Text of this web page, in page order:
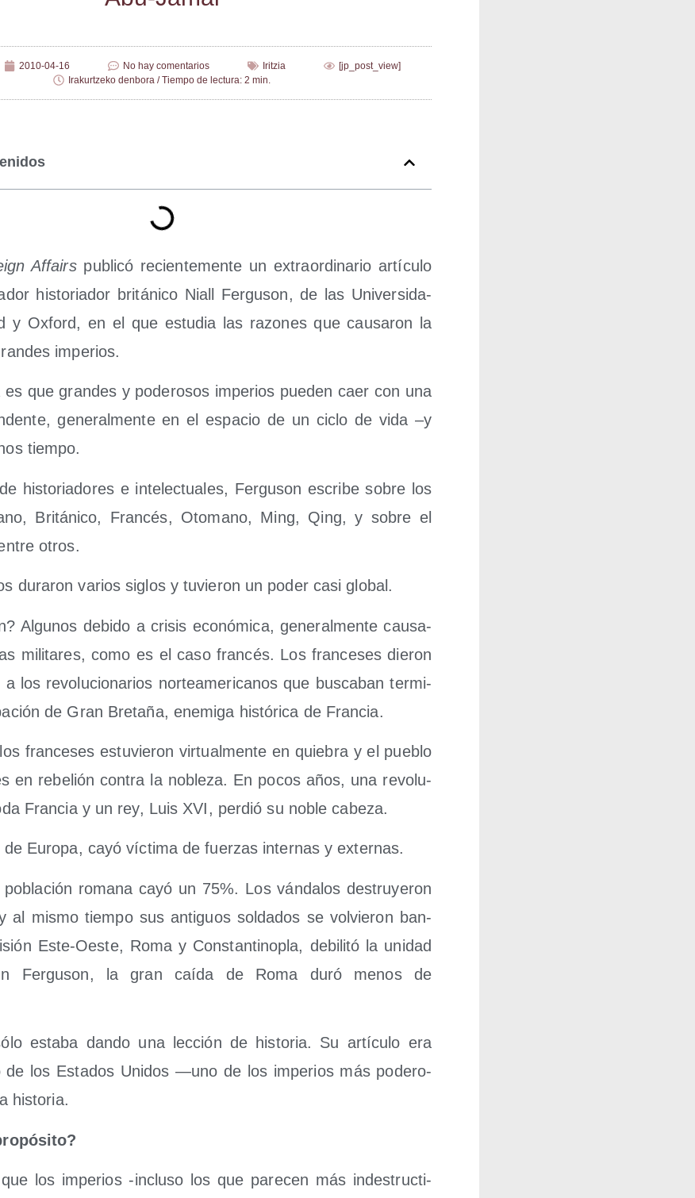
2010-04-16 No hay comentarios Iritzia
[jp_post_view]
Irakurtzeko denbora / Tiempo de lectura: 2 min.
Affairspubli­có recien­te­men­te un extra­or­di­na­rio artícu­lo
his­to­ria­dor bri­tá­ni­co Niall Fer­gu­son, de las Uni­ver­si­da­
y Oxford, en el que estu­dia las razo­nes que cau­sa­ron la
imperios.
es que gran­des y pode­ro­sos impe­rios pue­den caer con una
gene­ral­men­te en el espa­cio de un ciclo de vida –y
tiempo.
his­to­ria­do­res e inte­lec­tua­les, Fer­gu­son escri­be sobre los
Bri­tá­ni­co, Fran­cés, Oto­mano, Ming, Qing, y sobre el
otros.
dura­ron varios siglos y tuvie­ron un poder casi global.
Algu­nos debi­do a cri­sis eco­nó­mi­ca, gene­ral­men­te cau­sa­
mili­ta­res, como es el caso fran­cés. Los fran­ce­ses die­ron
los revo­lu­cio­na­rios nor­te­ame­ri­ca­nos que bus­ca­ban ter­mi­
de Gran Bre­ta­ña, enemi­ga his­tó­ri­ca de Francia.
fran­ce­ses estu­vie­ron vir­tual­men­te en quie­bra y el pue­blo
en rebe­lión con­tra la noble­za. En pocos años, una revo­lu­
Fran­cia y un rey, Luis XVI, per­dió su noble cabeza.
de Euro­pa, cayó víc­ti­ma de fuer­zas inter­nas y externas.
roma­na cayó un 75%. Los ván­da­los des­tru­ye­ron
al mis­mo tiem­po sus anti­guos sol­da­dos se vol­vie­ron ban­
Este-Oes­te, Roma y Cons­tan­ti­no­pla, debi­li­tó la uni­dad
Fer­gu­son, la gran caí­da de Roma duró menos de
esta­ba dan­do una lec­ción de his­to­ria. Su artícu­lo era
de los Esta­dos Uni­dos —uno de los impe­rios más pode­ro­
historia.
los impe­rios ‑inclu­so los que pare­cen más indes­truc­ti­